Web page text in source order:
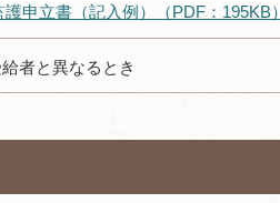
護申立書（記入例）（PDF：195KB）
者と異なるとき